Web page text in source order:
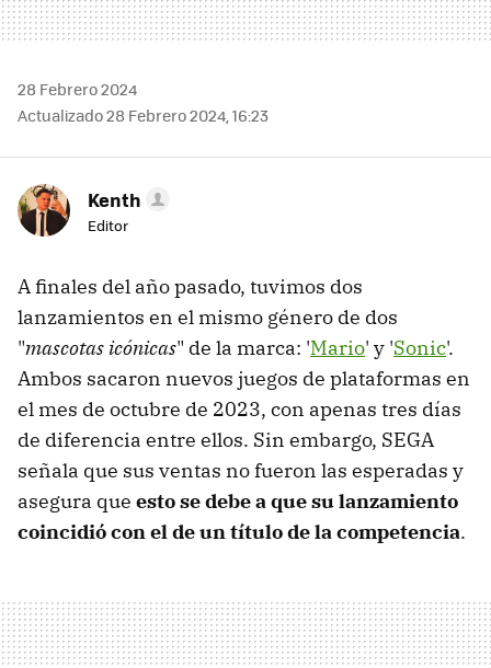
28 Febrero 2024
Actualizado 28 Febrero 2024, 16:23
Kenth
Editor
A finales del año pasado, tuvimos dos
lanzamientos en el mismo género de dos
"mascotas icónicas" de la marca: 'Mario' y 'Sonic'.
Ambos sacaron nuevos juegos de plataformas en
el mes de octubre de 2023, con apenas tres días
de diferencia entre ellos. Sin embargo, SEGA
señala que sus ventas no fueron las esperadas y
asegura que esto se debe a que su lanzamiento
coincidió con el de un título de la competencia.